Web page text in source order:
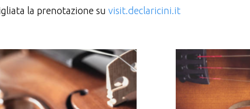
la prenotazione suvisit.declaricini.it